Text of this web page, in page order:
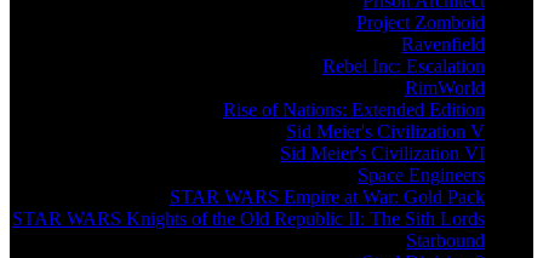
Project Zomboid
Ravenfield
Rebel Inc: Escalation
RimWorld
Rise of Nations: Extended Edition
Sid Meier's Civilization V
Sid Meier's Civilization VI
Space Engineers
STAR WARS Empire at War: Gold Pack
STAR WARS Knights of the Old Republic II: The Sith Lords
Starbound